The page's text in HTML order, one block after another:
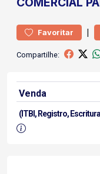
Favoritar |
Compartilhe:
Venda
(ITBI, Registro,